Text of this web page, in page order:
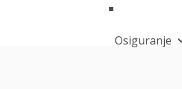
Osiguranje